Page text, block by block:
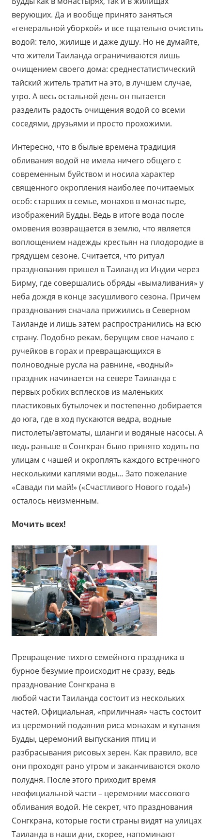
верующих. Да и вообще принято заняться
«генеральной уборкой» и все тщательно очистить
водой: тело, жилище и даже душу. Но не думайте,
что жители Таиланда ограничиваются лишь
очищением своего дома: среднестатистический
тайский житель тратит на это, в лучшем случае,
утро. А весь остальной день он пытается
разделить радость очищения водой со всеми
соседями, друзьями и просто прохожими.
Интересно, что в былые времена традиция
обливания водой не имела ничего общего с
современным буйством и носила характер
священного окропления наиболее почитаемых
особ: старших в семье, монахов в монастыре,
изображений Будды. Ведь в итоге вода после
омовения возвращается в землю, что является
воплощением надежды крестьян на плодородие в
грядущем сезоне. Считается, что ритуал
празднования пришел в Таиланд из Индии через
Бирму, где совершались обряды «вымаливания» у
неба дождя в конце засушливого сезона. Причем
празднования сначала прижились в Северном
Таиланде и лишь затем распространились на всю
страну. Подобно рекам, берущим свое начало с
ручейков в горах и превращающихся в
полноводные русла на равнине, «водный»
праздник начинается на севере Таиланда с
первых робких всплесков из маленьких
пластиковых бутылочек и постепенно добирается
до юга, где в ход пускаются ведра, водные
пистолеты/автоматы, шланги и водяные насосы. А
ведь раньше в Сонгкран было принято ходить по
улицам с чашей и окроплять каждого встречного
несколькими каплями воды… Зато пожелание
«Савади пи май!» («Счастливого Нового года!»)
осталось неизменным.
Мочить всех!
Превращение тихого семейного праздника в
бурное безумие происходит не сразу, ведь
празднование Сонгкрана в
любой части Таиланда состоит из нескольких
частей. Официальная, «приличная» часть состоит
из церемоний подаяния риса монахам и купания
Будды, церемоний выпускания птиц и
разбрасывания рисовых зерен. Как правило, все
они проходят рано утром и заканчиваются около
полудня. После этого приходит время
неофициальной части – церемонии массового
обливания водой. Не секрет, что празднования
Сонгкрана, которые гости страны видят на улицах
Таиланда в наши дни, скорее, напоминают